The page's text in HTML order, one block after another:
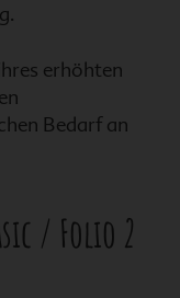
erhöhten
Bedarf an
/ Folio 2